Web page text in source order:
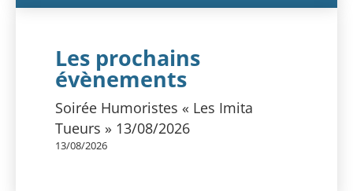
Les prochains
évènements
Soirée Humoristes « Les Imita
Tueurs » 13/08/2026
13/08/2026